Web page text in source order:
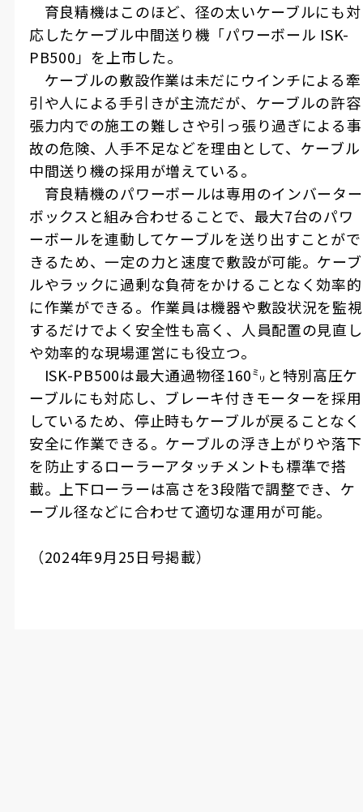
育良精機はこのほど、径の太いケーブルにも対
応したケーブル中間送り機「パワーボール ISK-
PB500」を上市した。
ケーブルの敷設作業は未だにウインチによる牽
引や人による手引きが主流だが、ケーブルの許容
張力内での施工の難しさや引っ張り過ぎによる事
故の危険、人手不足などを理由として、ケーブル
中間送り機の採用が増えている。
育良精機のパワーボールは専用のインバーター
ボックスと組み合わせることで、最大7台のパワ
ーボールを連動してケーブルを送り出すことがで
きるため、一定の力と速度で敷設が可能。ケーブ
ルやラックに過剰な負荷をかけることなく効率的
に作業ができる。作業員は機器や敷設状況を監視
するだけでよく安全性も高く、人員配置の見直し
や効率的な現場運営にも役立つ。
ISK-PB500は最大通過物径160㍉と特別高圧ケ
ーブルにも対応し、ブレーキ付きモーターを採用
しているため、停止時もケーブルが戻ることなく
安全に作業できる。ケーブルの浮き上がりや落下
を防止するローラーアタッチメントも標準で搭
載。上下ローラーは高さを3段階で調整でき、ケ
ーブル径などに合わせて適切な運用が可能。
（2024年9月25日号掲載）